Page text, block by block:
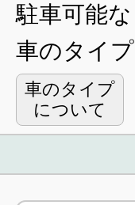
駐車可能な
車のタイプ
車のタイプ
について